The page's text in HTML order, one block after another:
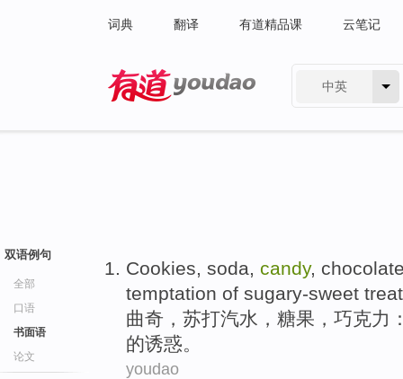
词典 翻译 有道精品课 云笔记
中英
双语例句
全部
口语
书面语
论文
Cookies, soda, candy,
temptation of sugary-sweet
曲奇 ， 苏打汽水 ， 糖果 ， 巧克力
的诱惑。
youdao